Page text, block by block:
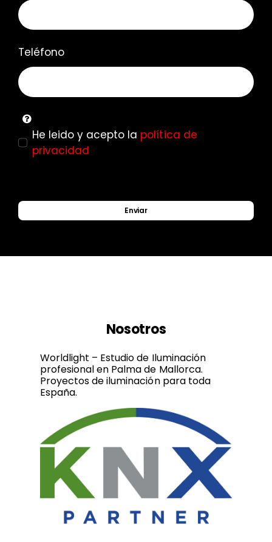
Teléfono
He leido y acepto la política de
privacidad
Enviar
Nosotros
Worldlight – Estudio de Iluminación
profesional en Palma de Mallorca.
Proyectos de iluminación para toda
España.